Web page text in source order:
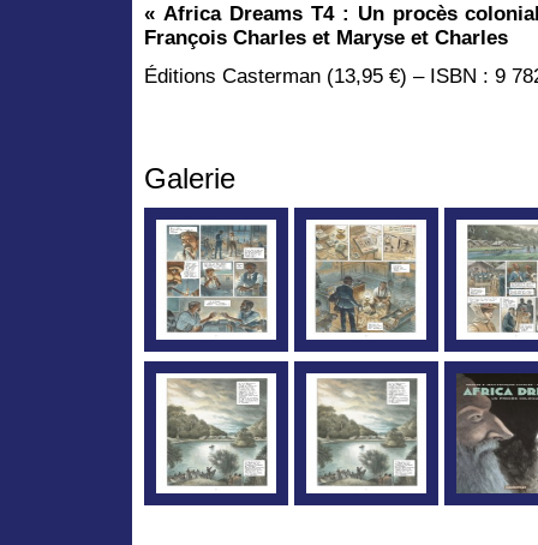
« Africa Dreams T4 : Un procès
François Charles et Maryse et Charles
Éditions Casterman (13,95 €) – ISBN : 9
Galerie